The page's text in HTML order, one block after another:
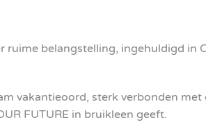
ruime belangstelling, ingehuldigd in
vakantieoord, sterk verbonden met
FUTURE in bruikleen geeft.